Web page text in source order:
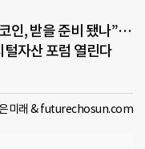
인, 받을 준비 됐나”…
털자산 포럼 열린다
미래 & futurechosun.com